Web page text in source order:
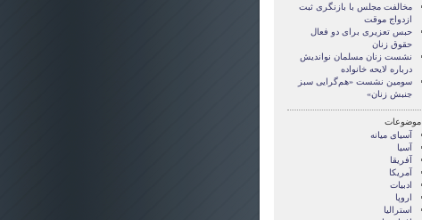
مخالفت مجلس با بازنگری ثبت
ازدواج موقت
حبس تعزیری برای دو فعال
حقوق زنان
نشست زنان مسلمان نوانديش
درباره لايحه خانواده
سومين نشست «هم‌گرايی سبز
جنبش زنان»
موضوعات
آسيای ميانه
آسیا
آفریقا
آمریکا
ادبیات
اروپا
استرالیا